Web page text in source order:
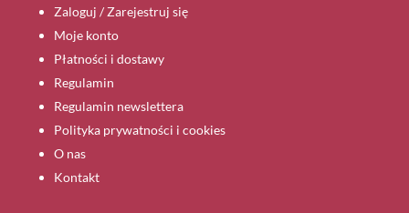
Zaloguj / Zarejestruj się
Moje konto
Płatności i dostawy
Regulamin
Regulamin newslettera
Polityka prywatności i cookies
O nas
Kontakt